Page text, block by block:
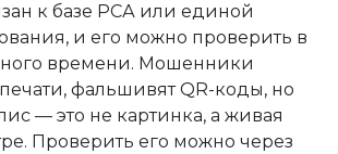
к базе РСА или единой
и его можно проверить в
времени. Мошенники
фальшивят QR-коды, но
— это не картинка, а живая
Проверить его можно через